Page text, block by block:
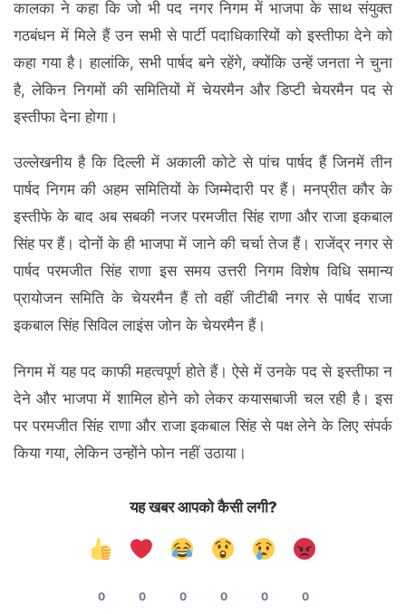
कालका ने कहा कि जो भी पद नगर निगम में भाजपा के साथ संयुक्त
गठबंधन में मिले हैं उन सभी से पार्टी पदाधिकारियों को इस्तीफा देने को
कहा गया है। हालांकि, सभी पार्षद बने रहेंगे, क्योंकि उन्हें जनता ने चुना
है, लेकिन निगमों की समितियों में चेयरमैन और डिप्टी चेयरमैन पद से
इस्तीफा देना होगा।
उल्लेखनीय है कि दिल्ली में अकाली कोटे से पांच पार्षद हैं जिनमें तीन
पार्षद निगम की अहम समितियों के जिम्मेदारी पर हैं। मनप्रीत कौर के
इस्तीफे के बाद अब सबकी नजर परमजीत सिंह राणा और राजा इकबाल
सिंह पर हैं। दोनों के ही भाजपा में जाने की चर्चा तेज हैं। राजेंद्र नगर से
पार्षद परमजीत सिंह राणा इस समय उत्तरी निगम विशेष विधि समान्य
प्रायोजन समिति के चेयरमैन हैं तो वहीं जीटीबी नगर से पार्षद राजा
इकबाल सिंह सिविल लाइंस जोन के चेयरमैन हैं।
निगम में यह पद काफी महत्वपूर्ण होते हैं। ऐसे में उनके पद से इस्तीफा न
देने और भाजपा में शामिल होने को लेकर कयासबाजी चल रही है। इस
पर परमजीत सिंह राणा और राजा इकबाल सिंह से पक्ष लेने के लिए संपर्क
किया गया, लेकिन उन्होंने फोन नहीं उठाया।
यह खबर आपको कैसी लगी?
0 0 0 0 0 0